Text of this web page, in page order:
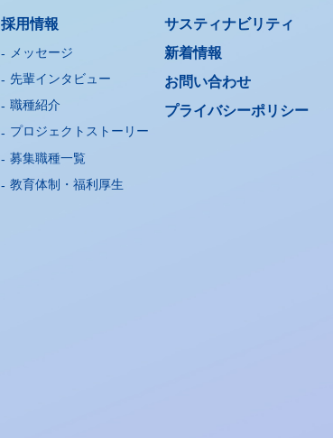
採用情報
メッセージ
先輩インタビュー
職種紹介
プロジェクトストーリー
募集職種一覧
教育体制・福利厚生
サスティナビリティ
新着情報
お問い合わせ
プライバシーポリシー